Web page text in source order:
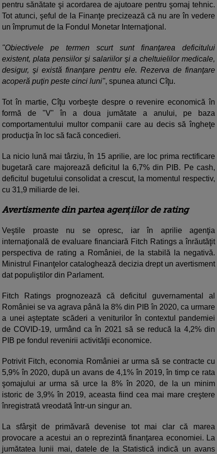
pentru sănătate şi acordarea de ajutoare pentru şomaj tehnic.
Tot atunci, şeful de la Finanţe precizează că nu are în vedere
un împrumut de la Fondul Monetar Internaţional.
"Obiectivele pe termen scurt sunt finanţarea deficitului
existent, plata pensiilor şi salariilor şi a cheltuielilor medicale,
desigur, şi există finanţare pentru ele. Rezerva de finanţare
acoperă puţin peste cinci luni", spunea atunci Cîţu.
Tot în martie, Cîţu vorbeşte despre o revenire economică în
formă de "V" în a doua jumătate a anului, pe baza
comportamentului multor companii care au decis să îngheţe
producţia în loc să facă concedieri.
La nicio lună mai târziu, în 15 aprilie, are loc prima rectificare
bugetară care majorează deficitul la 6,7% din PIB. Pe cash,
deficitul bugetului consolidat a crescut, la momentul respectiv,
cu 31,9 miliarde de lei.
Avertismente din partea agențiilor de rating
Veştile proaste nu se opresc, iar în aprilie agenţia
internaţională de evaluare financiară Fitch Ratings a înrăutăţit
perspectiva de rating a României, de la stabilă la negativă.
Ministrul Finanţelor cataloghează decizia drept un avertisment
dat populiştilor din Parlament.
Fitch Ratings prognozează că deficitul guvernamental al
României se va agrava până la 8% din PIB în 2020, ca urmare
a unei aşteptate scăderi a veniturilor în contextul pandemiei
de COVID-19, urmând ca în 2021 să se reducă la 4,2% din
PIB pe fondul revenirii activităţii economice.
Potrivit Fitch, economia României ar urma să se contracte cu
5,9% în 2020, după un avans de 4,1% în 2019, în timp ce rata
şomajului ar urma să urce la 8% în 2020, de la un minim
istoric de 3,9% în 2019, aceasta fiind cea mai mare creştere
înregistrată vreodată într-un singur an.
La sfârşit de primăvară devenise tot mai clar că marea
provocare a acestui an o reprezintă finanţarea economiei. La
jumătatea lunii mai, datele de la Statistică indică un avans